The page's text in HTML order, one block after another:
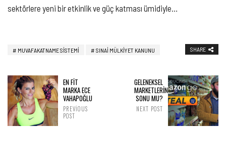
sektörlere yeni bir etkinlik ve güç katması ümidiyle…
MUVAFAKATNAME SISTEMI SINAİ MÜLKİYET KANUNU SHARE
EN FİT
MARKA ECE
VAHAPOĞLU
PREVIOUS
POST
GELENEKSEL
MARKETLERİN
SONU MU?
NEXT POST